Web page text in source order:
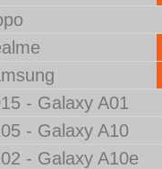
- Galaxy A01
- Galaxy A10
- Galaxy A10e